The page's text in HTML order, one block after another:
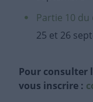
Partie 10 du
25 et 26
Pour consulter
vous inscrire :